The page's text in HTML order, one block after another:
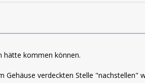
hätte kommen können.
verdeckten Stelle "nachstellen"